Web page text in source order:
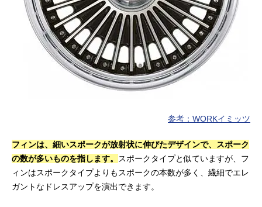
参考：WORKイミッツ
フィンは、細いスポークが放射状に伸びたデザインで、スポーク
の数が多いものを指します。
スポークタイプと似ていますが、フ
ィンはスポークタイプよりもスポークの本数が多く、繊細でエレ
ガントなドレスアップを演出できます。